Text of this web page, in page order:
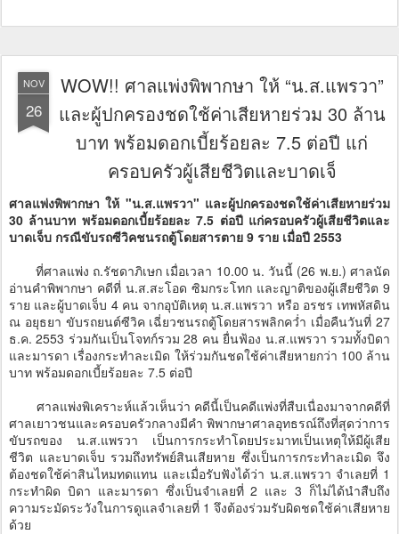
NOV
26
WOW!! ศาลแพ่งพิพากษา ให้ “น.ส.แพรวา”
และผู้ปกครองชดใช้ค่าเสียหายร่วม 30 ล้าน
บาท พร้อมดอกเบี้ยร้อยละ 7.5 ต่อปี แก่
ครอบครัวผู้เสียชีวิตและบาดเจ็
ศาลแพ่งพิพากษา ให้ "น.ส.แพรวา" และผู้ปกครองชดใช้ค่าเสียหายร่วม
30 ล้านบาท พร้อมดอกเบี้ยร้อยละ 7.5 ต่อปี แก่ครอบครัวผู้เสียชีวิตและ
บาดเจ็บ กรณีขับรถซีวิคชนรถตู้โดยสารตาย 9 ราย เมื่อปี 2553
ที่ศาลแพ่ง ถ.รัชดาภิเษก เมื่อเวลา 10.00 น. วันนี้ (26 พ.ย.) ศาลนัด
อ่านคำพิพากษา คดีที่ น.ส.สะโอด ซิมกระโทก และญาติของผู้เสียชีวิต 9
ราย และผู้บาดเจ็บ 4 คน จากอุบัติเหตุ น.ส.แพรวา หรือ อรชร เทพหัสดิน
ณ อยุธยา ขับรถยนต์ซีวิค เฉี่ยวชนรถตู้โดยสารพลิกคว่ำ เมื่อคืนวันที่ 27
ธ.ค. 2553 ร่วมกันเป็นโจทก์รวม 28 คน ยื่นฟ้อง น.ส.แพรวา รวมทั้งบิดา
และมารดา เรื่องกระทำละเมิด ให้ร่วมกันชดใช้ค่าเสียหายกว่า 100 ล้าน
บาท พร้อมดอกเบี้ยร้อยละ 7.5 ต่อปี
ศาลแพ่งพิเคราะห์แล้วเห็นว่า คดีนี้เป็นคดีแพ่งที่สืบเนื่องมาจากคดีที่
ศาลเยาวชนและครอบครัวกลางมีคำ พิพากษาศาลอุทธรณ์ถึงที่สุดว่าการ
ขับรถของ น.ส.แพรวา เป็นการกระทำโดยประมาทเป็นเหตุให้มีผู้เสีย
ชีวิต และบาดเจ็บ รวมถึงทรัพย์สินเสียหาย ซึ่งเป็นการกระทำละเมิด จึง
ต้องชดใช้ค่าสินไหมทดแทน และเมื่อรับฟังได้ว่า น.ส.แพรวา จำเลยที่ 1
กระทำผิด บิดา และมารดา ซึ่งเป็นจำเลยที่ 2 และ 3 ก็ไม่ได้นำสืบถึง
ความระมัดระวังในการดูแลจำเลยที่ 1 จึงต้องร่วมรับผิดชดใช้ค่าเสียหาย
ด้วย